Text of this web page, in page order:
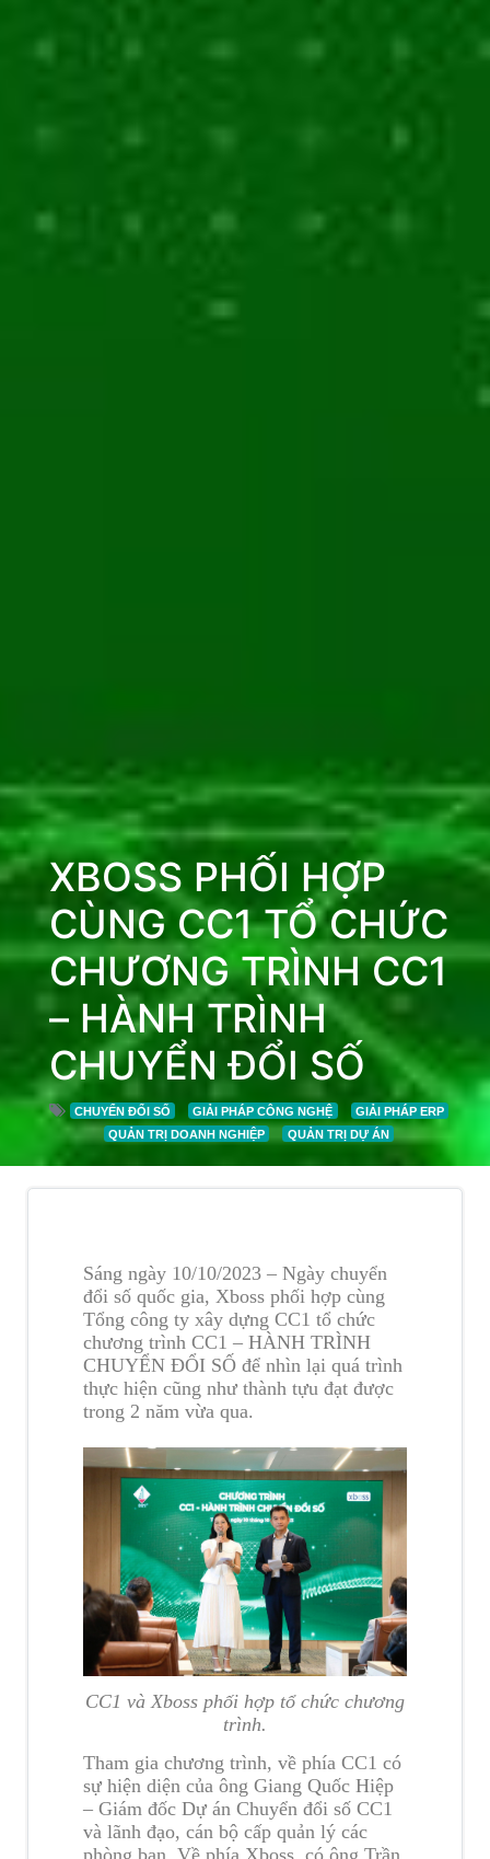
XBOSS PHỐI HỢP
CÙNG CC1 TỔ CHỨC
CHƯƠNG TRÌNH CC1
– HÀNH TRÌNH
CHUYỂN ĐỔI SỐ
CHUYỂN ĐỔI SỐ GIẢI PHÁP CÔNG NGHỆ
GIẢI PHÁP ERP
QUẢN TRỊ DOANH NGHIỆP
QUẢN TRỊ DỰ ÁN
Sáng ngày 10/10/2023 – Ngày chuyển
đổi số quốc gia, Xboss phối hợp cùng
Tổng công ty xây dựng CC1 tổ chức
chương trình CC1 – HÀNH TRÌNH
CHUYỂN ĐỔI SỐ để nhìn lại quá trình
thực hiện cũng như thành tựu đạt được
trong 2 năm vừa qua.
CC1 và Xboss phối hợp tổ chức chương
trình.
Tham gia chương trình, về phía CC1 có
sự hiện diện của ông Giang Quốc Hiệp
– Giám đốc Dự án Chuyển đổi số CC1
và lãnh đạo, cán bộ cấp quản lý các
phòng ban. Về phía Xboss, có ông Trần